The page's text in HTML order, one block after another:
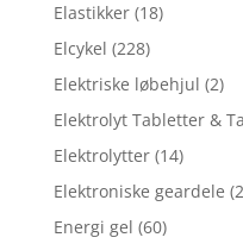
Elastikker (18)
Elcykel (228)
Elektriske løbehjul (2)
Elektrolyt Tabletter &
Elektrolytter (14)
Elektroniske geardele
Energi gel (60)